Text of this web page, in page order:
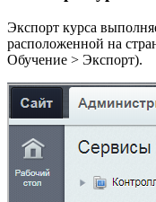
Экспорт курса
расположенной на
Обучение > Экспорт).